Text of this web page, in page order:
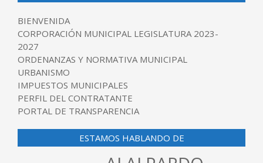
BIENVENIDA
CORPORACIÓN MUNICIPAL LEGISLATURA 2023-
2027
ORDENANZAS Y NORMATIVA MUNICIPAL
URBANISMO
IMPUESTOS MUNICIPALES
PERFIL DEL CONTRATANTE
PORTAL DE TRANSPARENCIA
ESTAMOS HABLANDO DE